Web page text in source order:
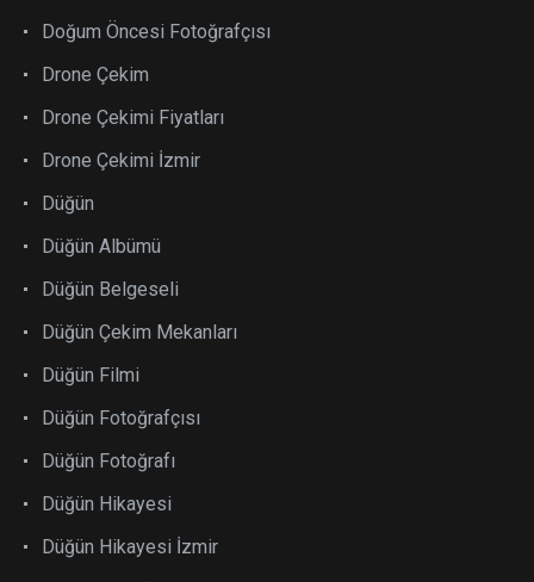
Doğum Öncesi Fotoğrafçısı
Drone Çekim
Drone Çekimi Fiyatları
Drone Çekimi İzmir
Düğün
Düğün Albümü
Düğün Belgeseli
Düğün Çekim Mekanları
Düğün Filmi
Düğün Fotoğrafçısı
Düğün Fotoğrafı
Düğün Hikayesi
Düğün Hikayesi İzmir